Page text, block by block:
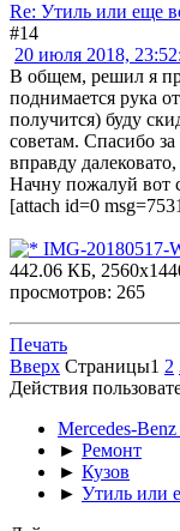
Re: Утиль или еще
#14
20 июля 2018,
В общем, решил я
поднимается рука
получится) буду
советам. Спасибо
вправду
Начну пожалуй вот
[attach id=0
IMG-20180517-
442.06 КБ,
просмотров: 265
Печать
Вверх Страницы1 2
Действия
Mercedes-
► Ремонт
► Кузов
► Утиль или